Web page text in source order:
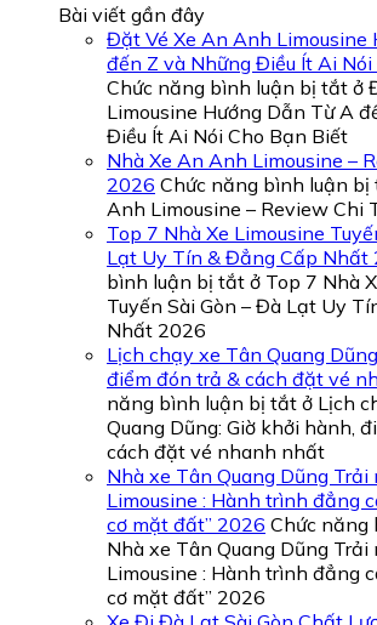
Bài viết gần đây
Đặt Vé Xe An Anh Limousine
đến Z và Những Điều Ít Ai
Chức năng bình luận bị tắt ở
Limousine Hướng Dẫn Từ A
Điều Ít Ai Nói Cho Bạn Biết
Nhà Xe An Anh Limousine –
2026 Chức năng bình luận bị
Anh Limousine – Review Chi
Top 7 Nhà Xe Limousine
Lạt Uy Tín & Đẳng Cấp Nhất
bình luận bị tắt ở Top 7 Nhà
Tuyến Sài Gòn – Đà Lạt Uy
Nhất 2026
Lịch chạy xe Tân Quang
điểm đón trả & cách đặt vé
năng bình luận bị tắt ở Lịch
Quang Dũng: Giờ khởi hành,
cách đặt vé nhanh nhất
Nhà xe Tân Quang Dũng Trải
Limousine : Hành trình đẳng
cơ mặt đất” 2026 Chức năng
Nhà xe Tân Quang Dũng Trải
Limousine : Hành trình đẳng
cơ mặt đất” 2026